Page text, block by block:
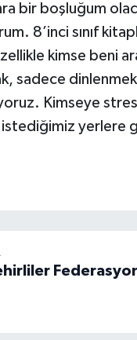
bir boşluğum
8’inci sınıf
kimse beni
sadece
Kimseye
istediğimiz yerlere